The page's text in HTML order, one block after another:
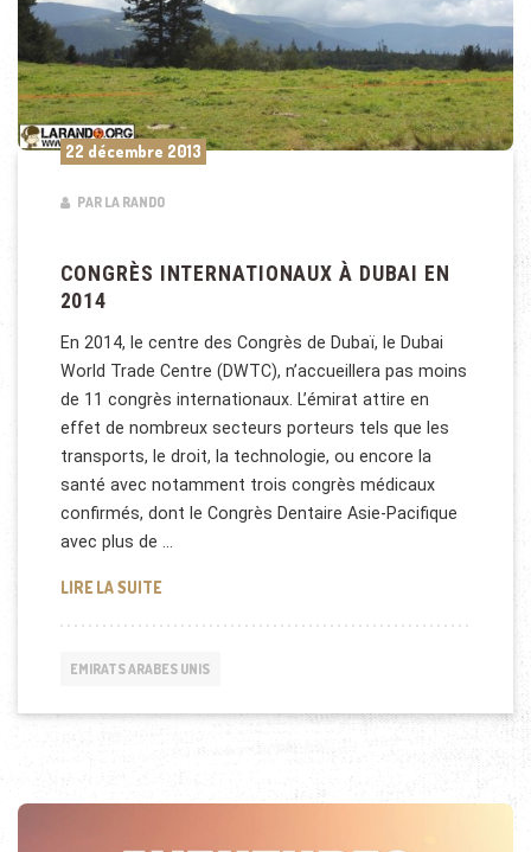
22 décembre 2013
PAR LA RANDO
CONGRÈS INTERNATIONAUX À DUBAI EN
2014
En 2014, le centre des Congrès de Dubaï, le Dubai
World Trade Centre (DWTC), n’accueillera pas moins
de 11 congrès internationaux. L’émirat attire en
effet de nombreux secteurs porteurs tels que les
transports, le droit, la technologie, ou encore la
santé avec notamment trois congrès médicaux
confirmés, dont le Congrès Dentaire Asie-Pacifique
avec plus de …
LIRE LA SUITECONGRÈS INTERNATIONAUX À DUBAI EN 2014
EMIRATS ARABES UNIS